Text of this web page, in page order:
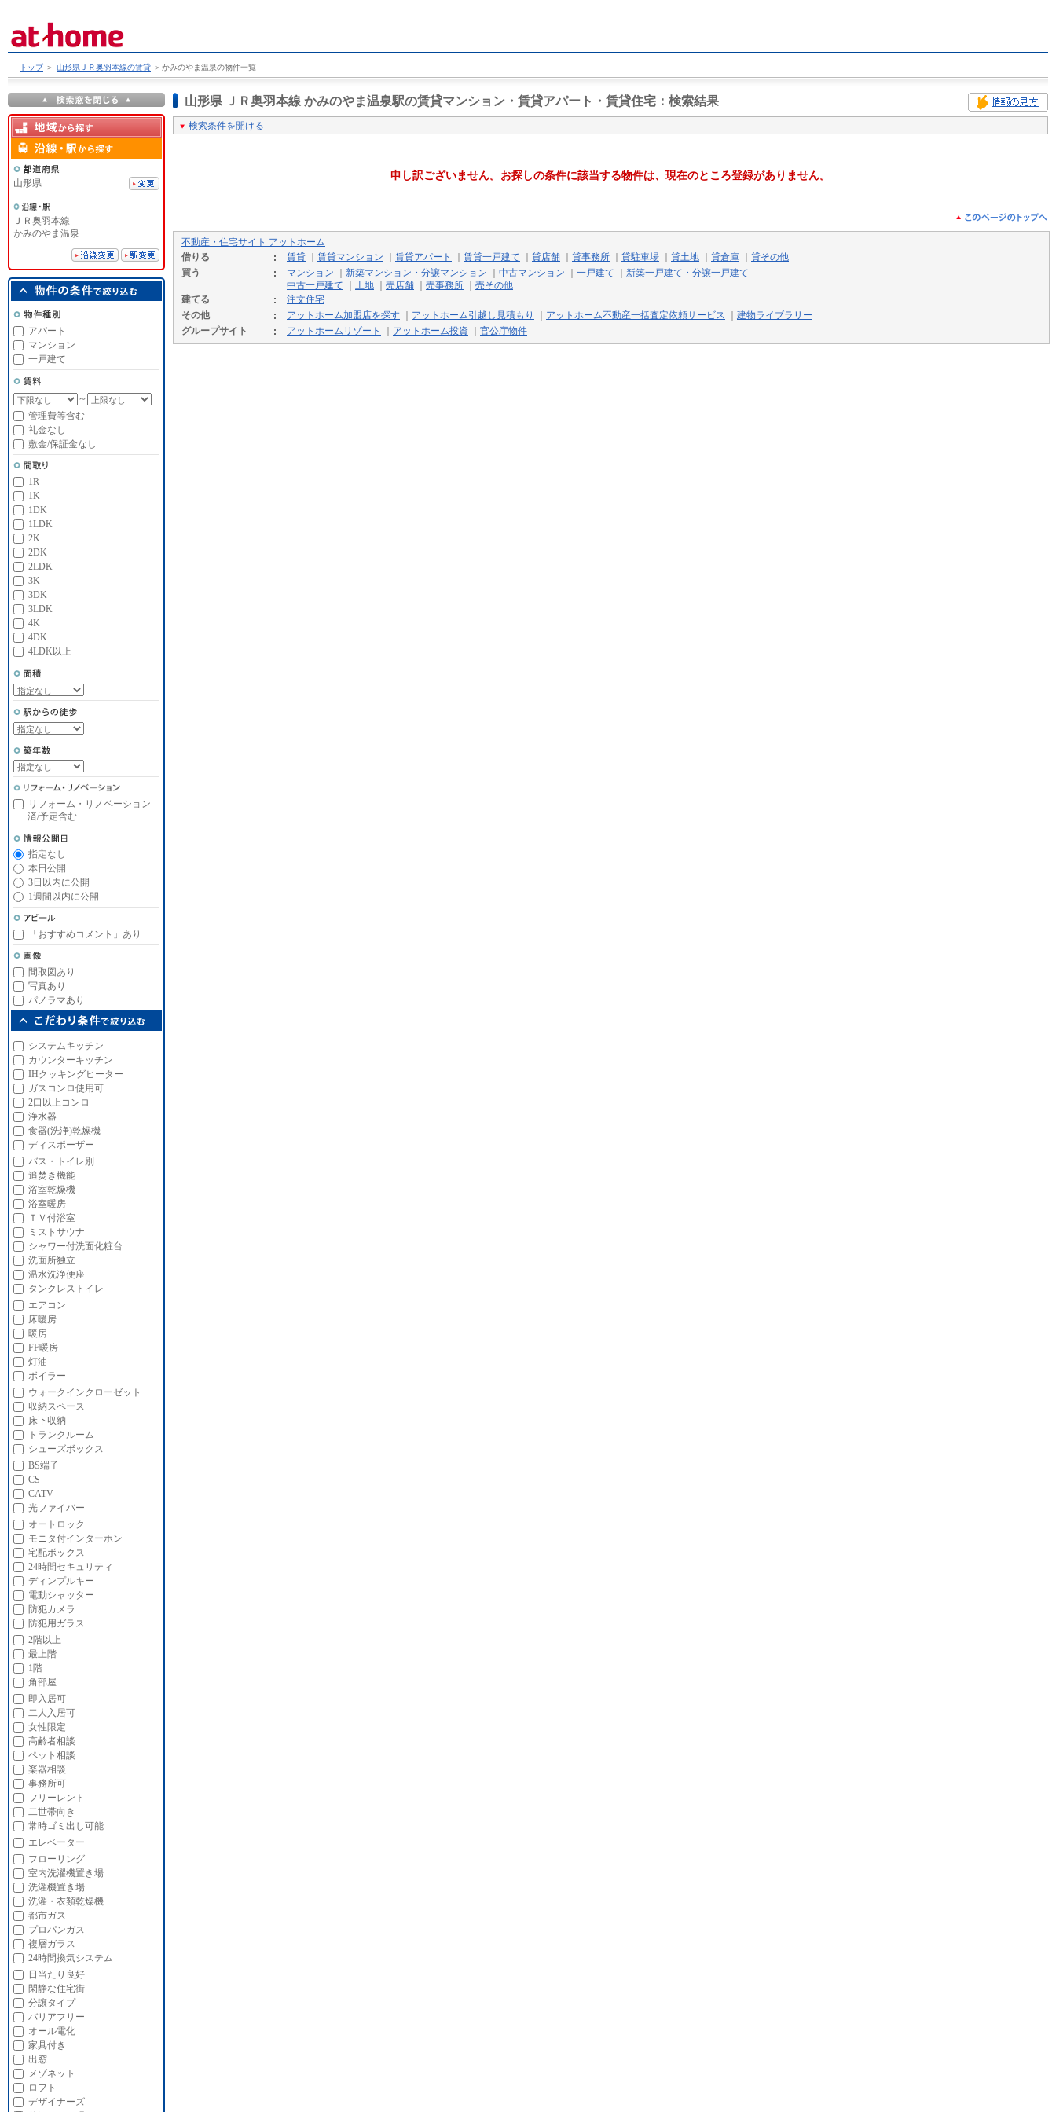
トップ ＞ 山形県ＪＲ奥羽本線の賃貸 ＞ かみのやま温泉の物件一覧
山形県 ＪＲ奥羽本線 かみのやま温泉駅の賃貸マンション・賃貸アパート・賃貸住宅 ：検索結果
検索条件を開ける
申し訳ございません。お探しの条件に該当する物件は、現在のところ登録がありません。
不動産・住宅サイト アットホーム
借りる
賃貸 賃貸マンション 賃貸アパート 賃貸一戸建て 貸店舗 貸事務所 貸駐車場 貸土地 貸倉庫
貸その他
買う
マンション 新築マンション・分譲マンション 中古マンション 一戸建て
新築一戸建て・分譲一戸建て
中古一戸建て
土地 売店舗 売事務所
売その他
建てる
注文住宅
その他
アットホーム加盟店を探す アットホーム引越し見積もり アットホーム不動産一括査定依頼サービス
建物ライブラリー
グループサイト
アットホームリゾート アットホーム投資 官公庁物件
山形県
ＪＲ奥羽本線
かみのやま温泉
アパート
マンション
一戸建て
～
管理費等含む
礼金なし
敷金/保証金なし
1R
1K
1DK
1LDK
2K
2DK
2LDK
3K
3DK
3LDK
4K
4DK
4LDK以上
リフォーム・リノベーション
済/予定含む
指定なし
本日公開
3日以内に公開
1週間以内に公開
「おすすめコメント」あり
間取図あり
写真あり
パノラマあり
システムキッチン
カウンターキッチン
IHクッキングヒーター
ガスコンロ使用可
2口以上コンロ
浄水器
食器(洗浄)乾燥機
ディスポーザー
バス・トイレ別
追焚き機能
浴室乾燥機
浴室暖房
ＴＶ付浴室
ミストサウナ
シャワー付洗面化粧台
洗面所独立
温水洗浄便座
タンクレストイレ
エアコン
床暖房
暖房
FF暖房
灯油
ボイラー
ウォークインクローゼット
収納スペース
床下収納
トランクルーム
シューズボックス
BS端子
CS
CATV
光ファイバー
オートロック
モニタ付インターホン
宅配ボックス
24時間セキュリティ
ディンプルキー
電動シャッター
防犯カメラ
防犯用ガラス
2階以上
最上階
1階
角部屋
即入居可
二人入居可
女性限定
高齢者相談
ペット相談
楽器相談
事務所可
フリーレント
二世帯向き
常時ゴミ出し可能
エレベーター
フローリング
室内洗濯機置き場
洗濯機置き場
洗濯・衣類乾燥機
都市ガス
プロパンガス
複層ガラス
24時間換気システム
日当たり良好
閑静な住宅街
分譲タイプ
バリアフリー
オール電化
家具付き
出窓
メゾネット
ロフト
デザイナーズ